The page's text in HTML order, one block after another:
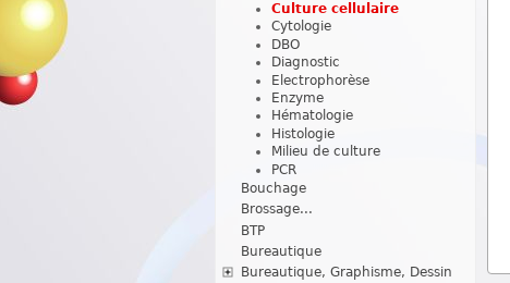
Culture cellulaire
Cytologie
DBO
Diagnostic
Electrophorèse
Enzyme
Hématologie
Histologie
Milieu de culture
PCR
Bouchage
Brossage...
BTP
Bureautique
Bureautique, Graphisme, Dessin